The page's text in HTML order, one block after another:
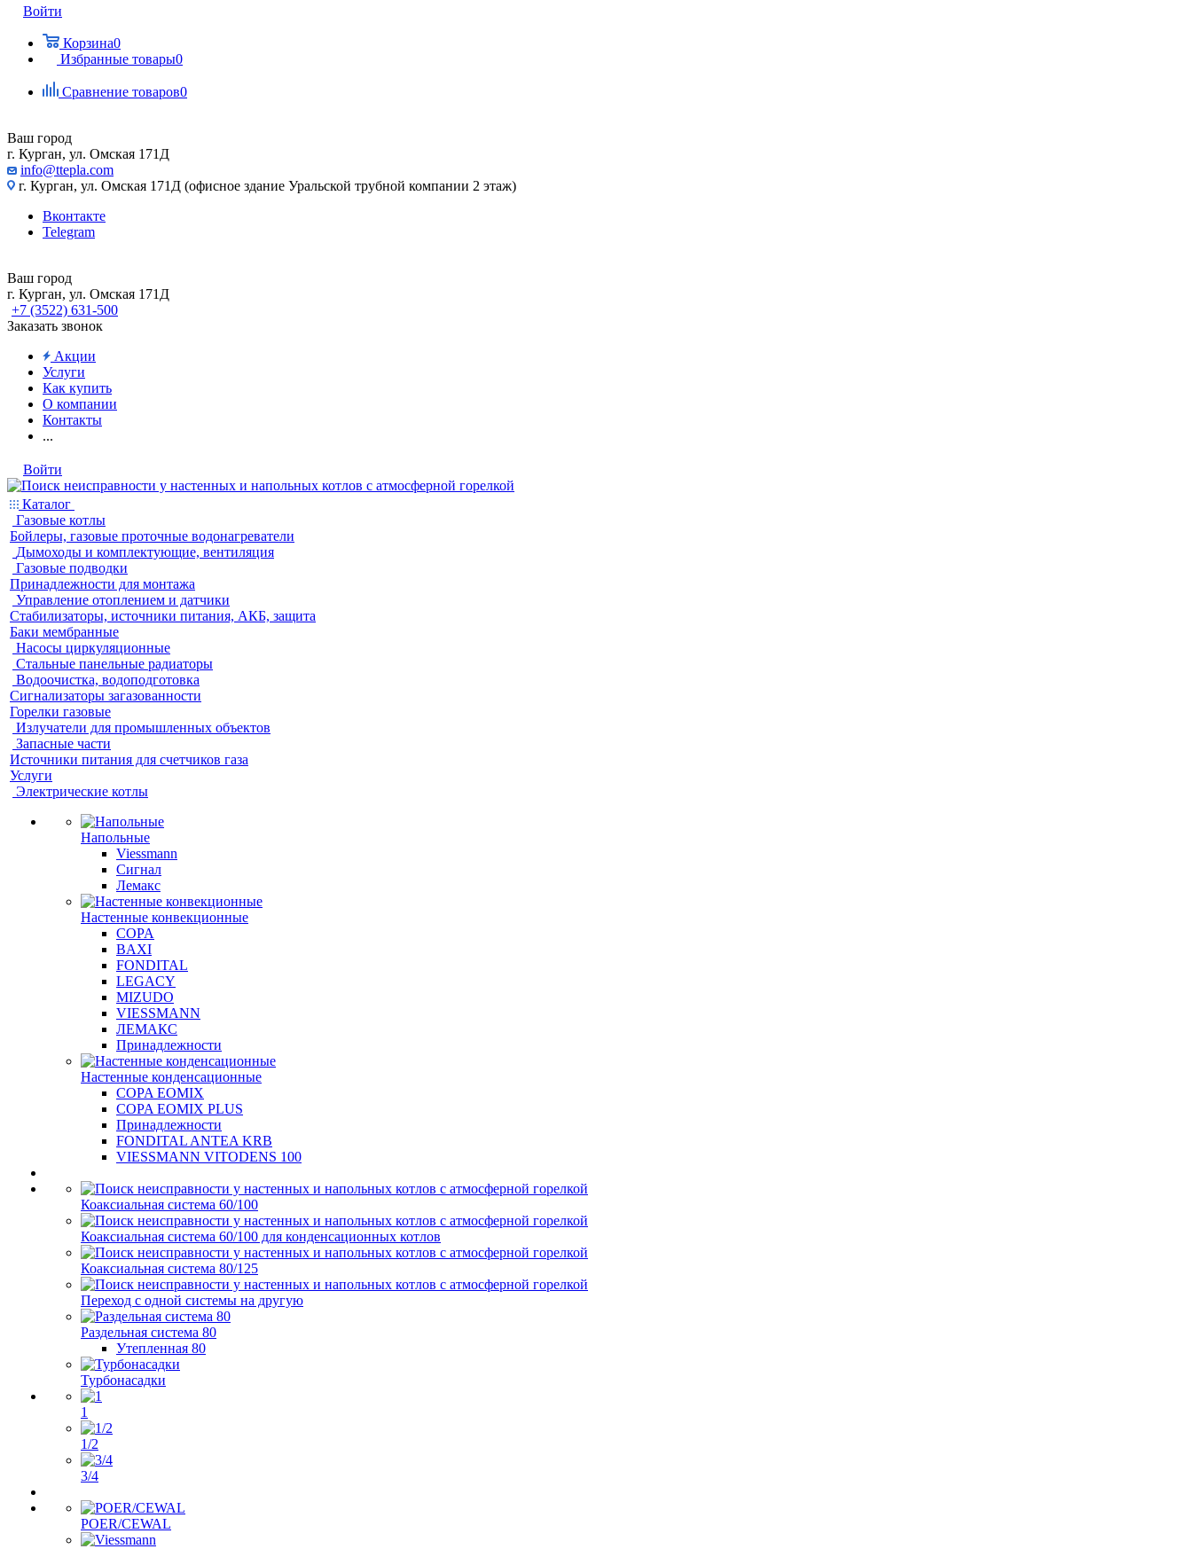
Войти
Корзина0
Избранные товары0
Сравнение товаров0
Ваш город
г. Курган, ул. Омская 171Д
info@ttepla.com
г. Курган, ул. Омская 171Д (офисное здание Уральской трубной компании 2 этаж)
Вконтакте
Telegram
Ваш город
г. Курган, ул. Омская 171Д
+7 (3522) 631-500
Заказать звонок
Акции
Услуги
Как купить
О компании
Контакты
...
Войти
Каталог
Газовые котлы
Бойлеры, газовые проточные водонагреватели
Дымоходы и комплектующие, вентиляция
Газовые подводки
Принадлежности для монтажа
Управление отоплением и датчики
Стабилизаторы, источники питания, АКБ, защита
Баки мембранные
Насосы циркуляционные
Стальные панельные радиаторы
Водоочистка, водоподготовка
Сигнализаторы загазованности
Горелки газовые
Излучатели для промышленных объектов
Запасные части
Источники питания для счетчиков газа
Услуги
Электрические котлы
Напольные
Viessmann
Сигнал
Лемакс
Настенные конвекционные
COPA
BAXI
FONDITAL
LEGACY
MIZUDO
VIESSMANN
ЛЕМАКС
Принадлежности
Настенные конденсационные
COPA EOMIX
COPA EOMIX PLUS
Принадлежности
FONDITAL ANTEA KRB
VIESSMANN VITODENS 100
Коаксиальная система 60/100
Коаксиальная система 60/100 для конденсационных котлов
Коаксиальная система 80/125
Переход с одной системы на другую
Раздельная система 80
Утепленная 80
Турбонасадки
1
1/2
3/4
POER/CEWAL